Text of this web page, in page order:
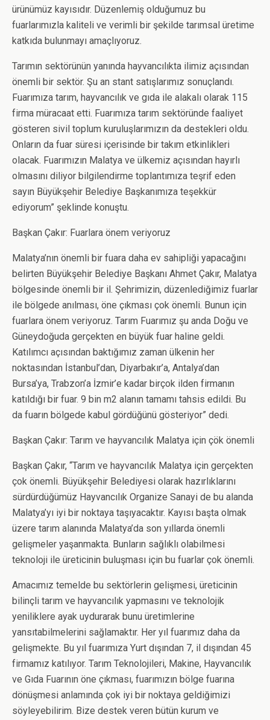
ürünümüz kayısıdır. Düzenlemiş olduğumuz bu
fuarlarımızla kaliteli ve verimli bir şekilde tarımsal üretime
katkıda bulunmayı amaçlıyoruz.
Tarımın sektörünün yanında hayvancılıkta ilimiz açısından
önemli bir sektör. Şu an stant satışlarımız sonuçlandı.
Fuarımıza tarım, hayvancılık ve gıda ile alakalı olarak 115
firma müracaat etti. Fuarımıza tarım sektöründe faaliyet
gösteren sivil toplum kuruluşlarımızın da destekleri oldu.
Onların da fuar süresi içerisinde bir takım etkinlikleri
olacak. Fuarımızın Malatya ve ülkemiz açısından hayırlı
olmasını diliyor bilgilendirme toplantımıza teşrif eden
sayın Büyükşehir Belediye Başkanımıza teşekkür
ediyorum” şeklinde konuştu.
Başkan Çakır: Fuarlara önem veriyoruz
Malatya’nın önemli bir fuara daha ev sahipliği yapacağını
belirten Büyükşehir Belediye Başkanı Ahmet Çakır, Malatya
bölgesinde önemli bir il. Şehrimizin, düzenlediğimiz fuarlar
ile bölgede anılması, öne çıkması çok önemli. Bunun için
fuarlara önem veriyoruz. Tarım Fuarımız şu anda Doğu ve
Güneydoğuda gerçekten en büyük fuar haline geldi.
Katılımcı açısından baktığımız zaman ülkenin her
noktasından İstanbul’dan, Diyarbakır’a, Antalya’dan
Bursa’ya, Trabzon’a İzmir’e kadar birçok ilden firmanın
katıldığı bir fuar. 9 bin m2 alanın tamamı tahsis edildi. Bu
da fuarın bölgede kabul gördüğünü gösteriyor” dedi.
Başkan Çakır: Tarım ve hayvancılık Malatya için çök önemli
Başkan Çakır, “Tarım ve hayvancılık Malatya için gerçekten
çok önemli. Büyükşehir Belediyesi olarak hazırlıklarını
sürdürdüğümüz Hayvancılık Organize Sanayi de bu alanda
Malatya’yı iyi bir noktaya taşıyacaktır. Kayısı başta olmak
üzere tarım alanında Malatya’da son yıllarda önemli
gelişmeler yaşanmakta. Bunların sağlıklı olabilmesi
teknoloji ile üreticinin buluşması için bu fuarlar çok önemli.
Amacımız temelde bu sektörlerin gelişmesi, üreticinin
bilinçli tarım ve hayvancılık yapmasını ve teknolojik
yeniliklere ayak uydurarak bunu üretimlerine
yansıtabilmelerini sağlamaktır. Her yıl fuarımız daha da
gelişmekte. Bu yıl fuarımıza Yurt dışından 7, il dışından 45
firmamız katılıyor. Tarım Teknolojileri, Makine, Hayvancılık
ve Gıda Fuarının öne çıkması, fuarımızın bölge fuarına
dönüşmesi anlamında çok iyi bir noktaya geldiğimizi
söyleyebilirim. Bize destek veren bütün kurum ve